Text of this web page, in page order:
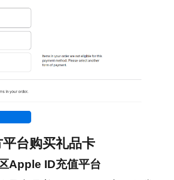
台购买礼品卡
Apple ID充值平台